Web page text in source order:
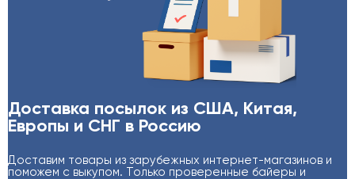
Доставка посылок из США, Китая,
Европы и СНГ в Россию
Доставим товары из зарубежных интернет-магазинов и
поможем с выкупом. Только проверенные байеры и